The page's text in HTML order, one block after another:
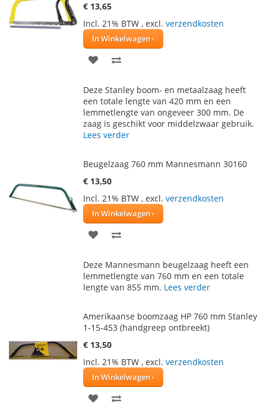
€ 13,65
Incl. 21% BTW , excl. verzendkosten
In Winkelwagen
VOEG
AAN
VERLANGLIJST
TE
VERGELIJKEN
Deze Stanley boom- en metaalzaag heeft
een totale lengte van 420 mm en een
lemmetlengte van ongeveer 300 mm. De
zaag is geschikt voor middelzwaar gebruik.
Lees verder
Beugelzaag 760 mm Mannesmann 30160
€ 13,50
Incl. 21% BTW , excl. verzendkosten
In Winkelwagen
VOEG
AAN
VERLANGLIJST
TE
Deze Mannesmann beugelzaag heeft een
lemmetlengte van 760 mm en een totale
lengte van 855 mm. Lees verder
Amerikaanse boomzaag HP 760 mm Stanley
1-15-453 (handgreep ontbreekt)
€ 13,50
Incl. 21% BTW , excl. verzendkosten
In Winkelwagen
VOEG